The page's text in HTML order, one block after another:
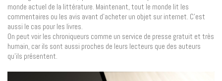
monde actuel de la littérature. Maintenant, tout le monde lit les
commentaires ou les avis avant d’acheter un objet sur internet. C’est
aussi le cas pour les livres.
On peut voir les chroniqueurs comme un service de presse gratuit et très
humain, car ils sont aussi proches de leurs lecteurs que des auteurs
qu’ils présentent.